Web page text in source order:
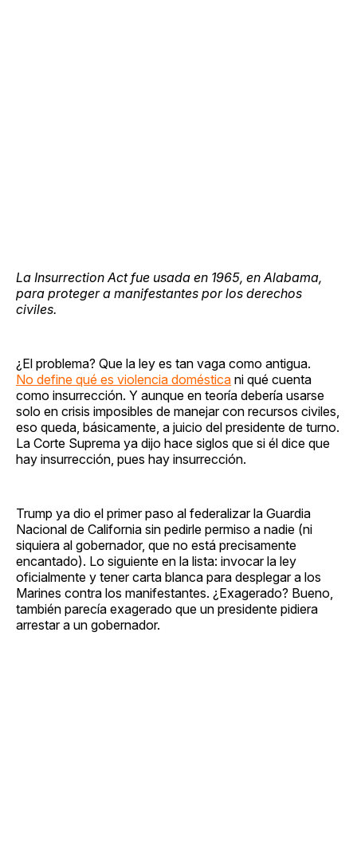
La Insurrection Act fue usada en 1965, en Alabama,
para proteger a manifestantes por los derechos
civiles.
¿El problema? Que la ley es tan vaga como antigua.
No define qué es violencia doméstica ni qué cuenta
como insurrección. Y aunque en teoría debería usarse
solo en crisis imposibles de manejar con recursos civiles,
eso queda, básicamente, a juicio del presidente de turno.
La Corte Suprema ya dijo hace siglos que si él dice que
hay insurrección, pues hay insurrección.
Trump ya dio el primer paso al federalizar la Guardia
Nacional de California sin pedirle permiso a nadie (ni
siquiera al gobernador, que no está precisamente
encantado). Lo siguiente en la lista: invocar la ley
oficialmente y tener carta blanca para desplegar a los
Marines contra los manifestantes. ¿Exagerado? Bueno,
también parecía exagerado que un presidente pidiera
arrestar a un gobernador.